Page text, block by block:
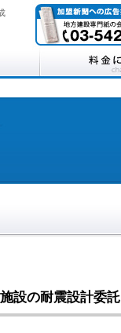
設の耐震設計委託